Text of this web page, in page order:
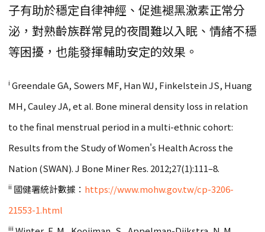
子有助於穩定自律神經、促進褪黑激素正常分
泌，對熟齡族群常見的夜間難以入眠、情緒不穩
等困擾，也能發揮輔助安定的效果。
i Greendale GA, Sowers MF, Han WJ, Finkelstein JS, Huang
MH, Cauley JA, et al. Bone mineral density loss in relation
to the final menstrual period in a multi-ethnic cohort:
Results from the Study of Women's Health Across the
Nation (SWAN). J Bone Miner Res. 2012;27(1):111–8.
ii 國健署統計數據： https://www.mohw.gov.tw/cp-3206-
21553-1.html
iii